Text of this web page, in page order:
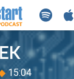
15:04